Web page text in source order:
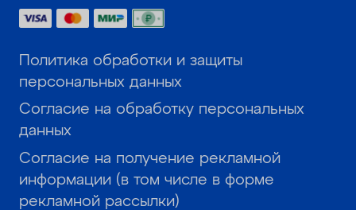
Политика обработки и защиты
персональных данных
Согласие на обработку персональных
данных
Согласие на получение рекламной
информации (в том числе в форме
рекламной рассылки)